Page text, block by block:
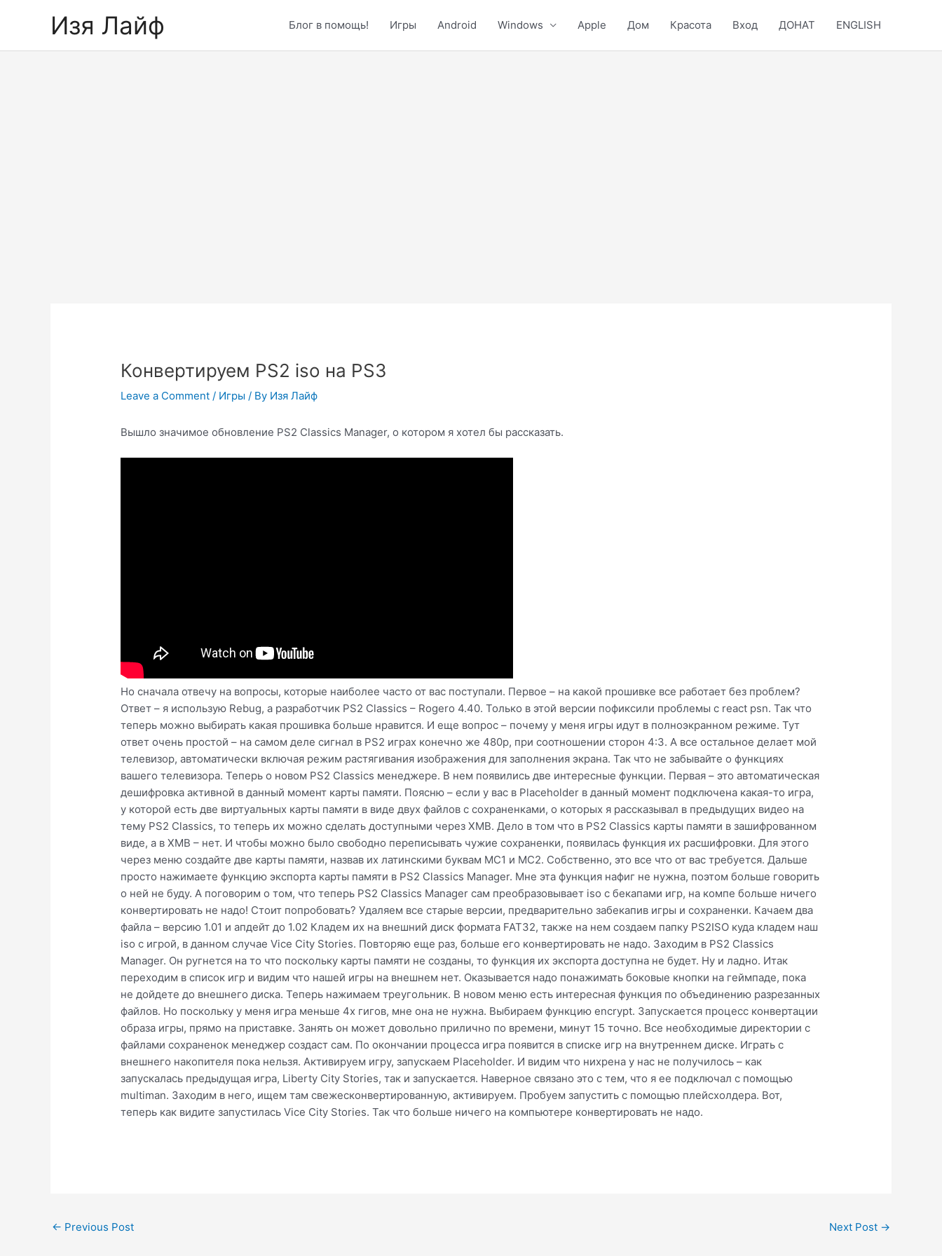
Изя Лайф Блог в помощь! Игры Android Windows Apple Дом Красота Вход ДОНАТ ENGLISH
Конвертируем PS2 iso на PS3
Leave a Comment / Игры / By Изя Лайф
Вышло значимое обновление PS2 Classics Manager, о котором я хотел бы рассказать.
Но сначала отвечу на вопросы, которые наиболее часто от вас поступали. Первое – на какой прошивке все работает без проблем?
Ответ – я использую Rebug, а разработчик PS2 Classics – Rogero 4.40. Только в этой версии пофиксили проблемы c react psn. Так что
теперь можно выбирать какая прошивка больше нравится. И еще вопрос – почему у меня игры идут в полноэкранном режиме. Тут
ответ очень простой – на самом деле сигнал в PS2 играх конечно же 480p, при соотношении сторон 4:3. А все остальное делает мой
телевизор, автоматически включая режим растягивания изображения для заполнения экрана. Так что не забывайте о функциях
вашего телевизора. Теперь о новом PS2 Classics менеджере. В нем появились две интересные функции. Первая – это автоматическая
дешифровка активной в данный момент карты памяти. Поясню – если у вас в Placeholder в данный момент подключена какая-то игра,
у которой есть две виртуальных карты памяти в виде двух файлов с сохраненками, о которых я рассказывал в предыдущих видео на
тему PS2 Classics, то теперь их можно сделать доступными через XMB. Дело в том что в PS2 Classics карты памяти в зашифрованном
виде, а в XMB – нет. И чтобы можно было свободно переписывать чужие сохраненки, появилась функция их расшифровки. Для этого
через меню создайте две карты памяти, назвав их латинскими буквам MC1 и MC2. Собственно, это все что от вас требуется. Дальше
просто нажимаете функцию экспорта карты памяти в PS2 Classics Manager. Мне эта функция нафиг не нужна, поэтом больше говорить
о ней не буду. А поговорим о том, что теперь PS2 Classics Manager сам преобразовывает iso с бекапами игр, на компе больше ничего
конвертировать не надо! Стоит попробовать? Удаляем все старые версии, предварительно забекапив игры и сохраненки. Качаем два
файла – версию 1.01 и апдейт до 1.02 Кладем их на внешний диск формата FAT32, также на нем создаем папку PS2ISO куда кладем наш
iso с игрой, в данном случае Vice City Stories. Повторяю еще раз, больше его конвертировать не надо. Заходим в PS2 Classics
Manager. Он ругнется на то что поскольку карты памяти не созданы, то функция их экспорта доступна не будет. Ну и ладно. Итак
переходим в список игр и видим что нашей игры на внешнем нет. Оказывается надо понажимать боковые кнопки на геймпаде, пока
не дойдете до внешнего диска. Теперь нажимаем треугольник. В новом меню есть интересная функция по объединению разрезанных
файлов. Но поскольку у меня игра меньше 4х гигов, мне она не нужна. Выбираем функцию encrypt. Запускается процесс конвертации
образа игры, прямо на приставке. Занять он может довольно прилично по времени, минут 15 точно. Все необходимые директории с
файлами сохраненок менеджер создаст сам. По окончании процесса игра появится в списке игр на внутреннем диске. Играть с
внешнего накопителя пока нельзя. Активируем игру, запускаем Placeholder. И видим что нихрена у нас не получилось – как
запускалась предыдущая игра, Liberty City Stories, так и запускается. Наверное связано это с тем, что я ее подключал с помощью
multiman. Заходим в него, ищем там свежесконвертированную, активируем. Пробуем запустить с помощью плейсхолдера. Вот,
теперь как видите запустилась Vice City Stories. Так что больше ничего на компьютере конвертировать не надо.
Post
← Previous Post Next Post →